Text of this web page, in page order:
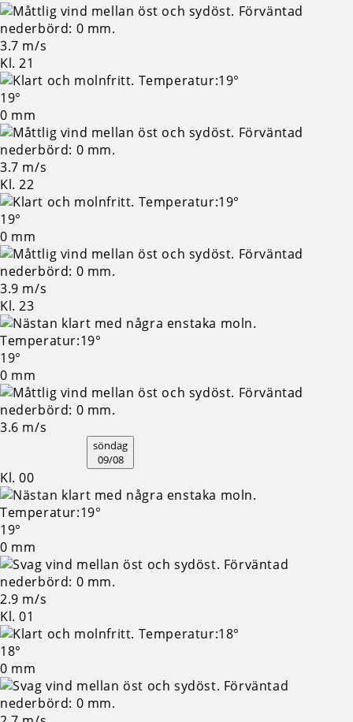
3.7 m/s
Kl. 21
19°
0 mm
3.7 m/s
Kl. 22
19°
0 mm
3.9 m/s
Kl. 23
19°
0 mm
3.6 m/s
söndag
09/08
Kl. 00
19°
0 mm
2.9 m/s
Kl. 01
18°
0 mm